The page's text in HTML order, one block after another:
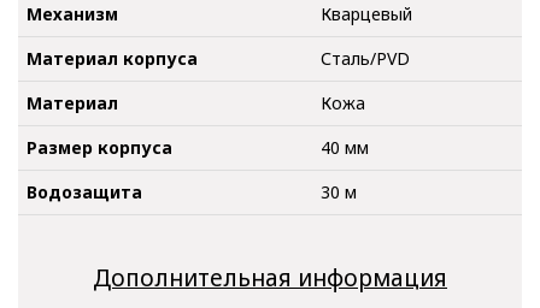
Механизм
Кварцевый
Материал корпуса
Сталь/PVD
Материал
Кожа
Размер корпуса
40 мм
Водозащита
30 м
Дополнительная информация